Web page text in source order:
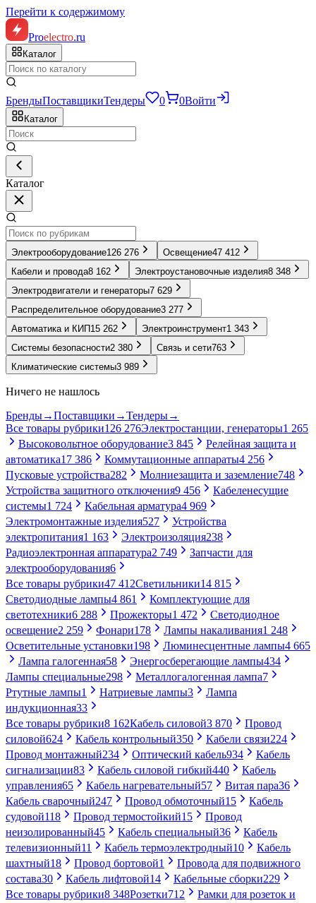
Перейти к содержимому
Proelectro.ru
Каталог
БрендыПоставщикиТендеры 0 0Войти
Каталог
Каталог
Электрооборудование126 276 Освещение47 412
Кабели и провода8 162 Электроустановочные изделия8 348
Электродвигатели и генераторы7 629
Распределительное оборудование3 277
Автоматика и КИП 15 262 Электроинструмент1 343
Системы безопасности2 380 Связь и сети763
Климатические системы3 989
Ничего не нашлось
Бренды→Поставщики →Тендеры→
Все товары рубрики126 276Электростанции, генераторы1 265
Высоковольтное оборудование3 845
Релейная защита и
автоматика17 386 Коммутационные аппараты4 256
Пусковые устройства282 Молниезащита и заземление748
Устройства защитного отключения9 456
Кабеленесущие
системы1 724 Кабельная арматура4 969
Электромонтажные изделия527
Устройства
электропитания1 163 Электроизоляция238
Радиоэлектронная аппаратура2 749
Запчасти для
электрооборудования6
Все товары рубрики47 412Светильники14 815
Светодиодные лампы4 861
Комплектующие для
светотехники6 288 Прожекторы1 472
Светодиодное
освещение2 259 Фонари178 Лампы накаливания1 248
Осветительные установки198 Люминесцентные лампы4 665
Лампа галогенная58 Энергосберегающие лампы434
Лампы специальные298 Металлогалогенная лампа7
Ртутные лампы1 Натриевые лампы3
Лампа
индукционная33
Все товары рубрики8 162Кабель силовой3 870
Провод
силовой624 Кабель контрольный350 Кабели связи224
Провод монтажный234 Оптический кабель934
Кабель
сигнализации83 Кабель силовой гибкий440
Кабель
управления65 Кабель нагревательный57 Витая пара36
Кабель сварочный247 Провод обмоточный15
Кабель
судовой118 Провод термостойкий15
Провод
неизолированный45 Кабель специальный36
Кабель
телевизионный11 Кабель термоэлектродный10
Кабель
шахтный18 Провод бортовой1
Провода для подвижного
состава30 Кабель лифтовой14 Кабельные сборки229
Все товары рубрики8 348Розетки712
Рамки для розеток и